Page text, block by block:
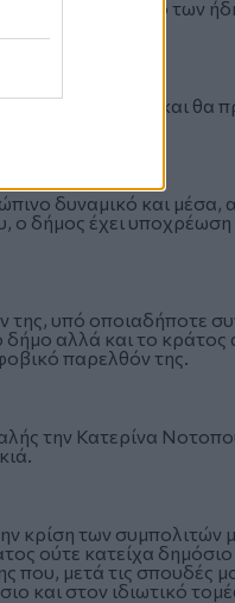
και ανασχεδιασμό των
ριζικά και θα
δυναμικό και μέσα,
δήμος έχει υποχρέωση
υπό οποιαδήποτε
δήμο αλλά και το
παρελθόν της.
την Κατερίνα
κρίση των συμπολιτών
ούτε κατείχα δημόσιο
που, μετά τις σπουδές
και στον ιδιωτικό